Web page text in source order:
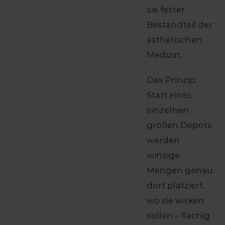
sie fester
Bestandteil der
ästhetischen
Medizin.
Das Prinzip:
Statt eines
einzelnen
großen Depots
werden
winzige
Mengen genau
dort platziert,
wo sie wirken
sollen – flächig